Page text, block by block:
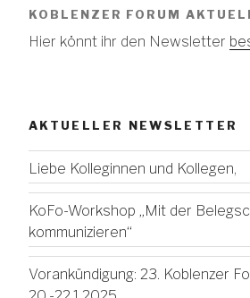
KOBLENZER FORUM
Hier könnt ihr den Newsletter
AKTUELLER NEWSLETTER
Liebe Kolleginnen und Kollegen,
KoFo-Workshop „Mit der
kommunizieren“
Vorankündigung: 23. Koblenzer